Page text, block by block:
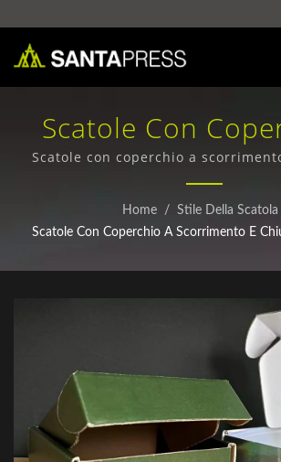
Scatole Con
Scorrimento E
Linguetta |
All'ingrosso Di
Imballaggio In
Produttore |
Co., Ltd.
Scatole con coperchio a
linguetta | design di imballaggi
misura
Home / Stile Della Scatola
Scatole Con Coperchio A Scorrimento E